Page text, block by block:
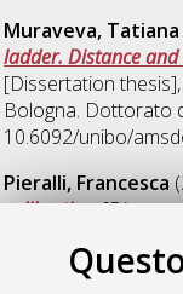
Muraveva, Tatiana
ladder. Distance
[Dissertation
Bologna. Dottorato
10.6092/unibo/
Pieralli, Francesca
calibration,
Ciclo. DOI